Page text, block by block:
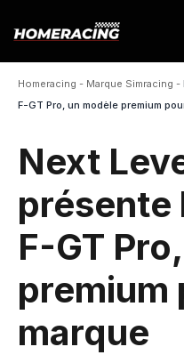
contenu
Homeracing - Marque Simracing -
F-GT Pro, un modèle premium
Next
F-GT
premium
marque